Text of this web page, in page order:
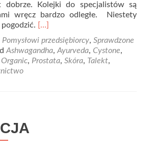
dobrze. Kolejki do specjalistów są
wręcz bardzo odległe. Niestety
Read
about
Problemy
ze
[…]
Pomysłowi przedsiębiorcy, Sprawdzone
Ashwagandha, Ayurveda, Cystone,
Organic, Prostata, Skóra, Talekt,